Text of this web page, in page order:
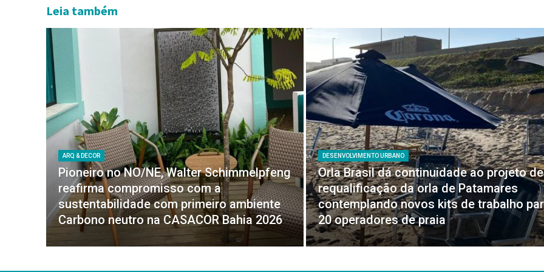
Leia também
ARQ & DECOR
Pioneiro no NO/NE, Walter Schimmelpfeng
reafirma compromisso com a
sustentabilidade com primeiro ambiente
Carbono neutro na CASACOR Bahia 2026
DESENVOLVIMENTO URBANO
Orla Brasil dá continuidade ao projeto de
requalificação da orla de Patamares
contemplando novos kits de trabalho
20 operadores de praia